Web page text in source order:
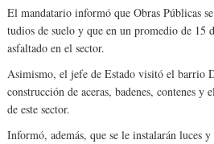
El mandatario informó que Obras Públicas
tudios de suelo y que en un promedio de 15
asfal­tado en el sector.
Asimismo, el jefe de Es­tado visitó el barrio
construcción de aceras, ba­denes, contenes y
de es­te sector.
Informó, además, que se le instalarán luces